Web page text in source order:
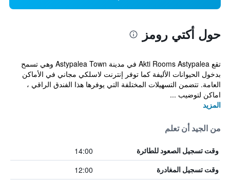
حول أكتي رومز
تقع Akti Rooms Astypalea في مدينة Astypalea Town وهي تسمح
بدخول الحيوانات الأليفة كما توفر إنترنت لاسلكي مجاني في الأماكن
العامة. تتضمن التسهيلات المختلفة التي يوفرها هذا الفندق الراقي ،
اماكن لتوضيب ...
المزيد
من الجيد أن تعلم
وقت تسجيل الصعود للطائرة 14:00
وقت تسجيل المغادرة 12:00